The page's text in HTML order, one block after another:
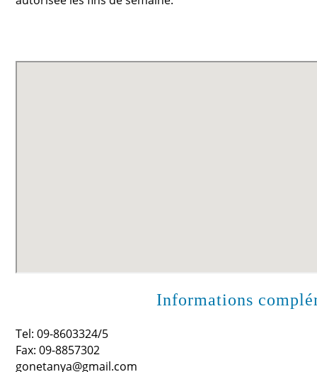
Informations
Tel: 09-8603324/5
Fax: 09-8857302
gonetanya@gmail.com